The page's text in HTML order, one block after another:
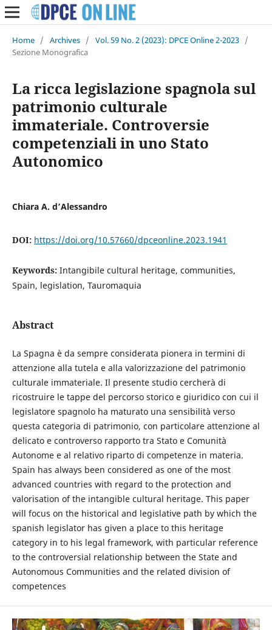
Home / Archives / Vol. 59 No. 2 (2023): DPCE Online 2-2023 /
Sezione Monografica
La ricca legislazione spagnola sul
patrimonio culturale
immateriale. Controversie
competenziali in uno Stato
Autonomico
Chiara A. d’Alessandro
DOI: https://doi.org/10.57660/dpceonline.2023.1941
Keywords: Intangibile cultural heritage, communities,
Spain, legislation, Tauromaquia
Abstract
La Spagna è da sempre considerata pionera in termini di
attenzione alla tutela e alla valorizzazione del patrimonio
culturale immateriale. Il presente studio cercherà di
ricostruire le tappe del percorso storico e giuridico con cui il
legislatore spagnolo ha maturato una sensibilità verso
questa categoria di patrimonio, con particolare attenzione al
delicato e controverso rapporto tra Stato e Comunità
Autonome e al relativo riparto di competenze in materia.
Spain has always been considered as one of the most
advanced countries with regard to the protection and
valorisation of the intangible cultural heritage. This paper
will focus on the historical and legislative path by which the
spanish legislator has given a place to this heritage
category in to his legal framework, with particular reference
to the controversial relationship between the State and
Autonomous Communities and the related division of
competences